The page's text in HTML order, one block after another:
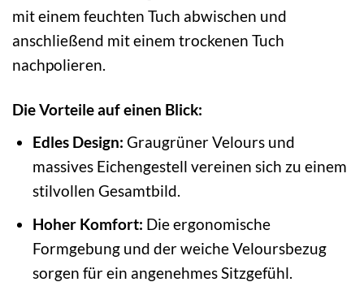
mit einem feuchten Tuch abwischen und
anschließend mit einem trockenen Tuch
nachpolieren.
Die Vorteile auf einen Blick:
Edles Design: Graugrüner Velours und
massives Eichengestell vereinen sich zu einem
stilvollen Gesamtbild.
Hoher Komfort: Die ergonomische
Formgebung und der weiche Veloursbezug
sorgen für ein angenehmes Sitzgefühl.